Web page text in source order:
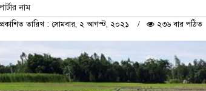
নাম
তারিখ : সোমবার, ২ আগস্ট, ২০২১ ২৩৬ বার পঠিত